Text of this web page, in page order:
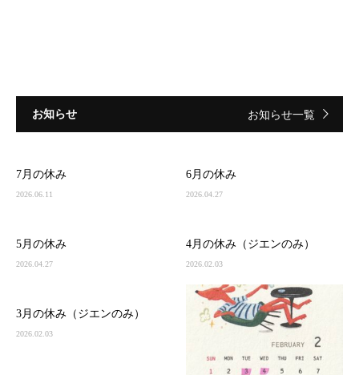
お知らせ お知らせ一覧
7月の休み
2026.06.11
6月の休み
2026.04.27
5月の休み
2026.04.27
4月の休み（ジエンのみ）
2026.02.03
3月の休み（ジエンのみ）
2026.02.03